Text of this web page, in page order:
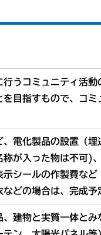
行うコミュニティ活
を目指すもので、コ
、電化製品の設置（
称が入った物は不可)
示シールの作製費など
どの場合は、完成予
、建物と実質一体と